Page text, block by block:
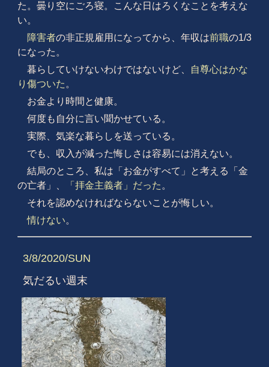
た。曇り空にごろ寝。こんな日はろくなことを考えな
い。
障害者の非正規雇用になってから、年収は前職の1/3
になった。
暮らしていけないわけではないけど、
自尊心はかな
り傷ついた。
お金より時間と健康。
何度も自分に言い聞かせている。
実際、気楽な暮らしを送っている。
でも、収入が減った悔しさは容易には消えない。
結局のところ、私は「お金がすべて」と考える「金
の亡者」、
「拝金主義者」だった。
それを認めなければならないことが悔しい。
情けない。
3/8/2020/SUN
気だるい週末